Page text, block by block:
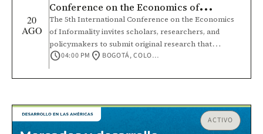
20
AGO
Conference on the Economics of
Informality
The 5th International Conference on the Economics
of Informality invites scholars, researchers, and
policymakers to submit original research that
contributes to a deeper understanding of informal
This conference will bring together the academic
rigorous, interdisciplinary dialogue, strengthen
international research networks, and expand
knowledge across diverse economic contexts.
schedule04:00 PM location_on BOGOTÁ, COLOMBIA
ACTIVO